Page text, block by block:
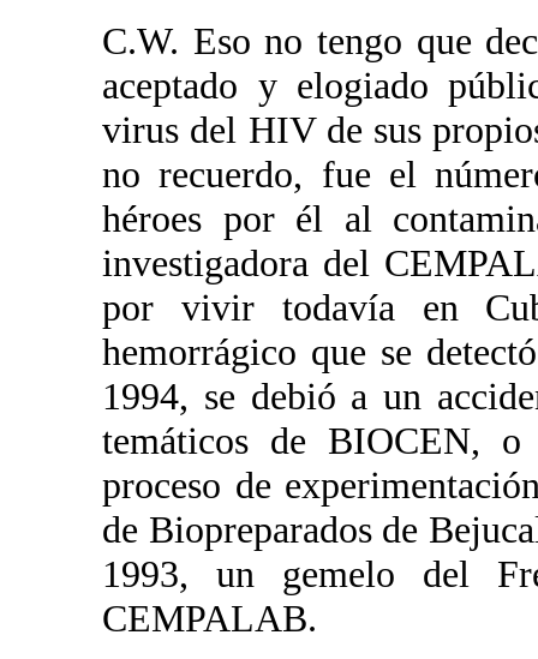
C.W. Eso no tengo que
aceptado y elogiado
virus del HIV de sus
no recuerdo, fue el
héroes por él al
investigadora del
por vivir todavía en
hemorrágico que se
1994, se debió a un
temáticos de BIOCEN,
proceso de
de Biopreparados de
1993, un gemelo del
CEMPALAB.